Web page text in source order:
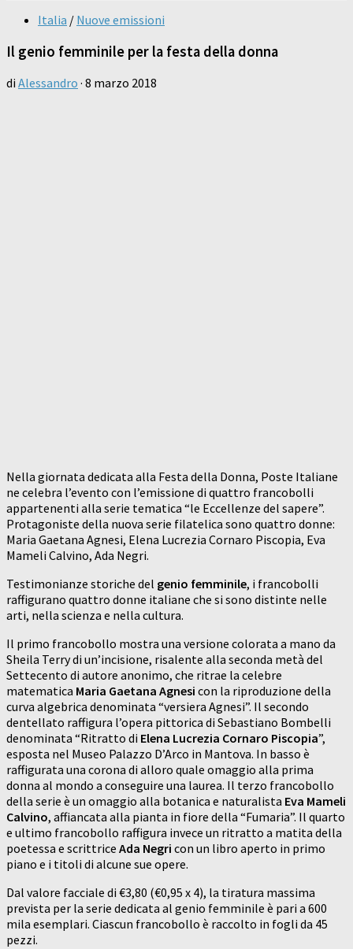
Italia / Nuove emissioni
Il genio femminile per la festa della donna
di Alessandro · 8 marzo 2018
Nella giornata dedicata alla Festa della Donna, Poste Italiane
ne celebra l’evento con l’emissione di quattro francobolli
appartenenti alla serie tematica “le Eccellenze del sapere”.
Protagoniste della nuova serie filatelica sono quattro donne:
Maria Gaetana Agnesi, Elena Lucrezia Cornaro Piscopia, Eva
Mameli Calvino, Ada Negri.
Testimonianze storiche del genio femminile, i francobolli
raffigurano quattro donne italiane che si sono distinte nelle
arti, nella scienza e nella cultura.
Il primo francobollo mostra una versione colorata a mano da
Sheila Terry di un’incisione, risalente alla seconda metà del
Settecento di autore anonimo, che ritrae la celebre
matematica Maria Gaetana Agnesi con la riproduzione della
curva algebrica denominata “versiera Agnesi”. Il secondo
dentellato raffigura l’opera pittorica di Sebastiano Bombelli
denominata “Ritratto di Elena Lucrezia Cornaro Piscopia”,
esposta nel Museo Palazzo D’Arco in Mantova. In basso è
raffigurata una corona di alloro quale omaggio alla prima
donna al mondo a conseguire una laurea. Il terzo francobollo
della serie è un omaggio alla botanica e naturalista Eva Mameli
Calvino, affiancata alla pianta in fiore della “Fumaria”. Il quarto
e ultimo francobollo raffigura invece un ritratto a matita della
poetessa e scrittrice Ada Negri con un libro aperto in primo
piano e i titoli di alcune sue opere.
Dal valore facciale di €3,80 (€0,95 x 4), la tiratura massima
prevista per la serie dedicata al genio femminile è pari a 600
mila esemplari. Ciascun francobollo è raccolto in fogli da 45
pezzi.